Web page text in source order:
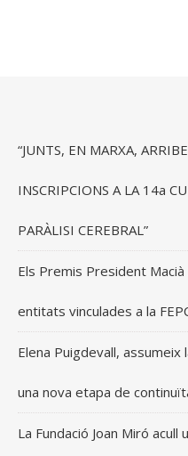
“JUNTS, EN MARXA,
INSCRIPCIONS A LA 14a
PARÀLISI CEREBRAL”
Els Premis President
entitats vinculades a la
Elena Puigdevall, assumeix
una nova etapa de
La Fundació Joan Miró